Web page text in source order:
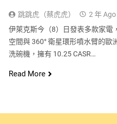
跳跳虎（蔡虎虎）
2 年 Ago
伊萊克斯今（8）日發表多款家電
空間與 360° 衛星環形噴水臂的歐
洗碗機，擁有 10.25 CASR…
Read More